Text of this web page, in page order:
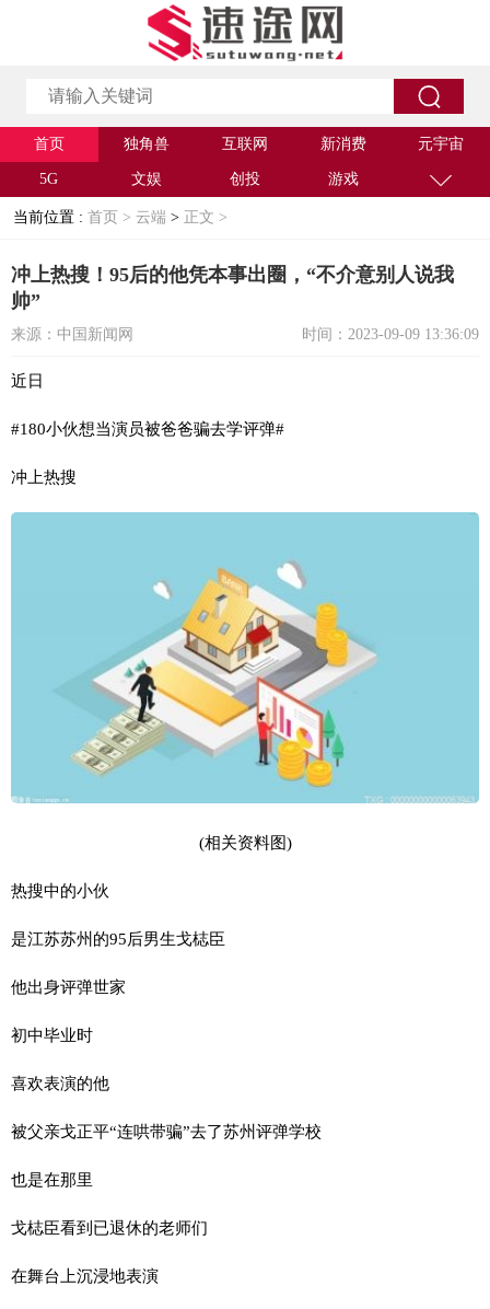
首页 独角兽 互联网 新消费 元宇宙
5G 文娱 创投 游戏
当前位置 : 首页 > 云端 > 正文 >
冲上热搜！95后的他凭本事出圈，“不介意别人说我
帅”
来源：中国新闻网 时间：2023-09-09 13:36:09
近日
#180小伙想当演员被爸爸骗去学评弹#
冲上热搜
(相关资料图)
热搜中的小伙
是江苏苏州的95后男生戈梽臣
他出身评弹世家
初中毕业时
喜欢表演的他
被父亲戈正平“连哄带骗”去了苏州评弹学校
也是在那里
戈梽臣看到已退休的老师们
在舞台上沉浸地表演